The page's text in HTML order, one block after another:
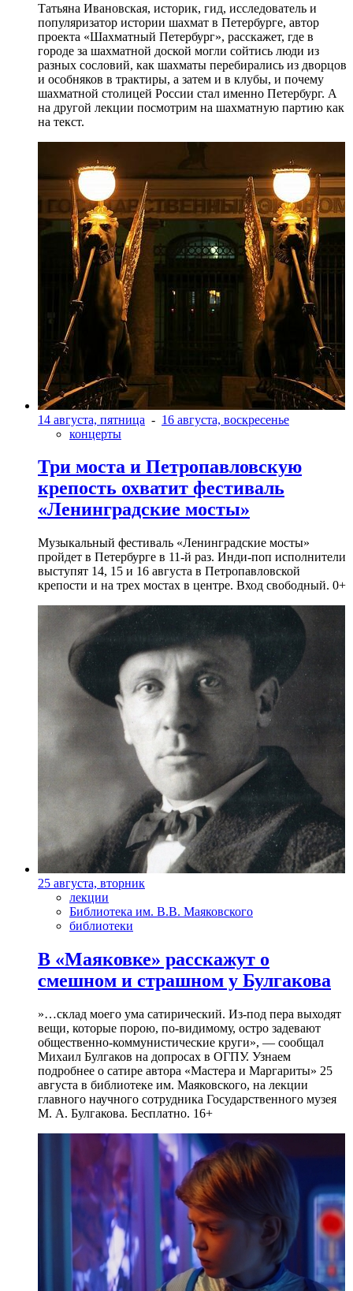
Татьяна Ивановская, историк, гид, исследователь и
популяризатор истории шахмат в Петербурге, автор
проекта «Шахматный Петербург», расскажет, где в
городе за шахматной доской могли сойтись люди из
разных сословий, как шахматы перебирались из дворцов
и особняков в трактиры, а затем и в клубы, и почему
шахматной столицей России стал именно Петербург. А
на другой лекции посмотрим на шахматную партию как
на текст.
14 августа, пятница - 16 августа, воскресенье
концерты
Три моста и Петропавловскую
крепость охватит фестиваль
«Ленинградские мосты»
Музыкальный фестиваль «Ленинградские мосты»
пройдет в Петербурге в 11-й раз. Инди-поп исполнители
выступят 14, 15 и 16 августа в Петропавловской
крепости и на трех мостах в центре. Вход свободный. 0+
25 августа, вторник
лекции
Библиотека им. В.В. Маяковского
библиотеки
В «Маяковке» расскажут о
смешном и страшном у Булгакова
»…склад моего ума сатирический. Из-под пера выходят
вещи, которые порою, по-видимому, остро задевают
общественно-коммунистические круги», — сообщал
Михаил Булгаков на допросах в ОГПУ. Узнаем
подробнее о сатире автора «Мастера и Маргариты» 25
августа в библиотеке им. Маяковского, на лекции
главного научного сотрудника Государственного музея
М. А. Булгакова. Бесплатно. 16+